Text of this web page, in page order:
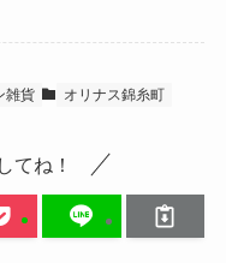
雑貨 オリナス錦糸町
てね！